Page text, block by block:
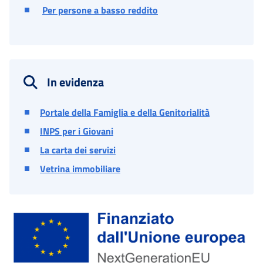
Per persone a basso reddito
In evidenza
Portale della Famiglia e della Genitorialità
INPS per i Giovani
La carta dei servizi
Vetrina immobiliare